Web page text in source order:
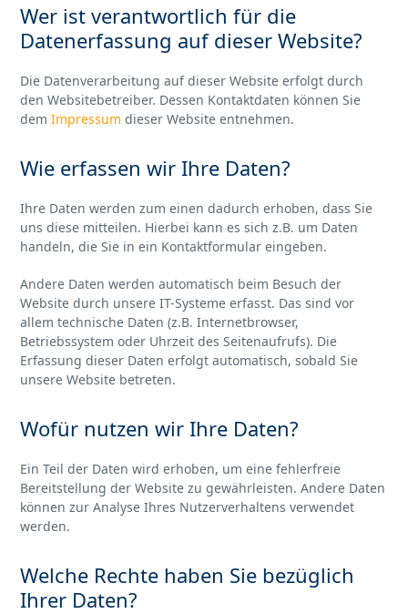
Wer ist verantwortlich für die
Datenerfassung auf dieser Website?
Die Datenverarbeitung auf dieser Website erfolgt durch
den Websitebetreiber. Dessen Kontaktdaten können Sie
demImpressum dieser Website entnehmen.
Wie erfassen wir Ihre Daten?
Ihre Daten werden zum einen dadurch erhoben, dass Sie
uns diese mitteilen. Hierbei kann es sich z.B. um Daten
handeln, die Sie in ein Kontaktformular eingeben.
Andere Daten werden automatisch beim Besuch der
Website durch unsere IT-Systeme erfasst. Das sind vor
allem technische Daten (z.B. Internetbrowser,
Betriebssystem oder Uhrzeit des Seitenaufrufs). Die
Erfassung dieser Daten erfolgt automatisch, sobald Sie
unsere Website betreten.
Wofür nutzen wir Ihre Daten?
Ein Teil der Daten wird erhoben, um eine fehlerfreie
Bereitstellung der Website zu gewährleisten. Andere Daten
können zur Analyse Ihres Nutzerverhaltens verwendet
werden.
Welche Rechte haben Sie bezüglich
Ihrer Daten?